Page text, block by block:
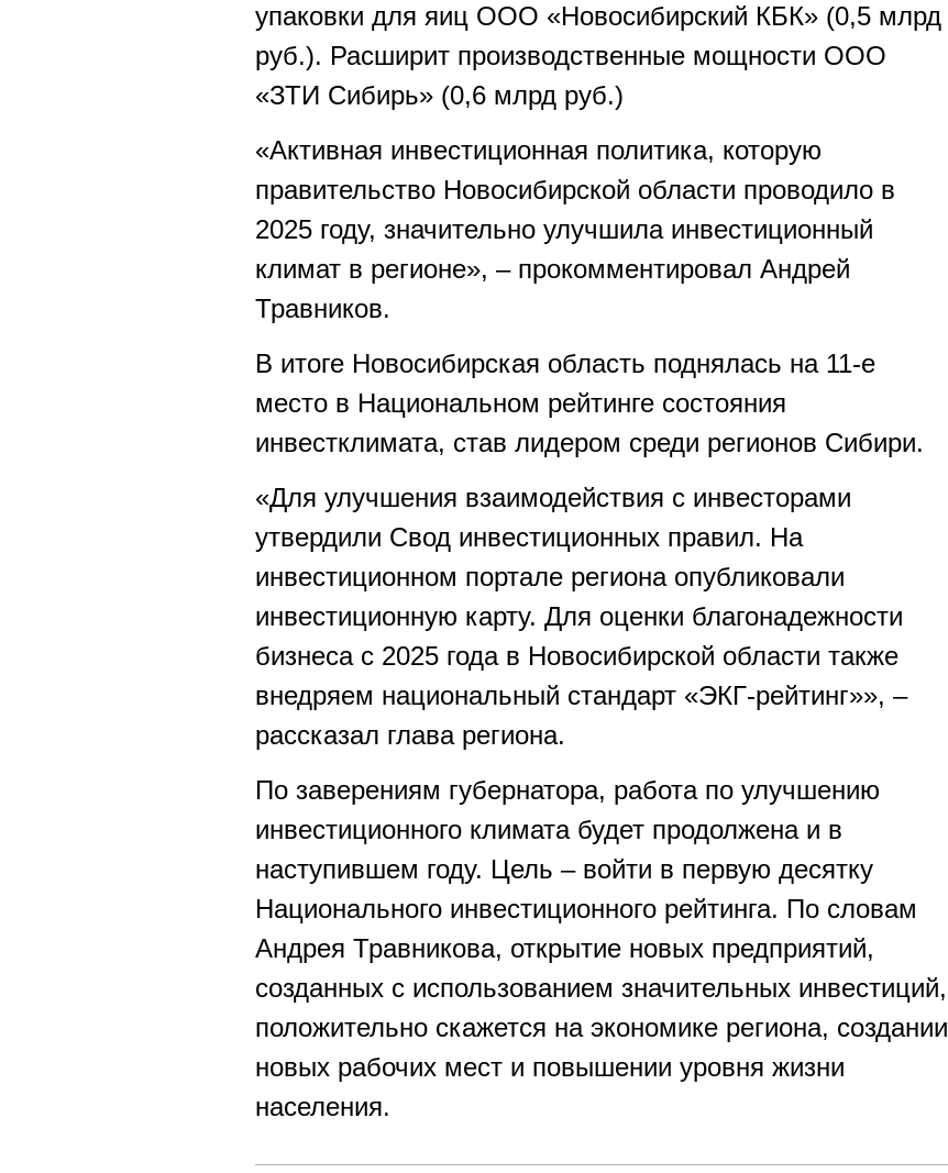
упаковки для яиц ООО «Новосибирский КБК» (0,5 млрд
руб.). Расширит производственные мощности ООО
«ЗТИ Сибирь» (0,6 млрд руб.)
«Активная инвестиционная политика, которую
правительство Новосибирской области проводило в
2025 году, значительно улучшила инвестиционный
климат в регионе», – прокомментировал Андрей
Травников.
В итоге Новосибирская область поднялась на 11-е
место в Национальном рейтинге состояния
инвестклимата, став лидером среди регионов Сибири.
«Для улучшения взаимодействия с инвесторами
утвердили Свод инвестиционных правил. На
инвестиционном портале региона опубликовали
инвестиционную карту. Для оценки благонадежности
бизнеса с 2025 года в Новосибирской области также
внедряем национальный стандарт «ЭКГ-рейтинг»», –
рассказал глава региона.
По заверениям губернатора, работа по улучшению
инвестиционного климата будет продолжена и в
наступившем году. Цель – войти в первую десятку
Национального инвестиционного рейтинга. По словам
Андрея Травникова, открытие новых предприятий,
созданных с использованием значительных инвестиций,
положительно скажется на экономике региона, создании
новых рабочих мест и повышении уровня жизни
населения.